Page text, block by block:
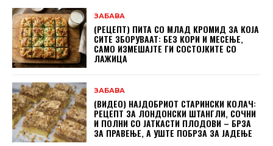
ЗАБАВА
(РЕЦЕПТ) ПИТА СО МЛАД КРОМИД ЗА КОЈА
СИТЕ ЗБОРУВААТ: БЕЗ КОРИ И МЕСЕЊЕ,
САМО ИЗМЕШАЈТЕ ГИ СОСТОЈКИТЕ СО
ЛАЖИЦА
ЗАБАВА
(ВИДЕО) НАЈДОБРИОТ СТАРИНСКИ КОЛАЧ:
РЕЦЕПТ ЗА ЛОНДОНСКИ ШТАНГЛИ, СОЧНИ
И ПОЛНИ СО ЈАТКАСТИ ПЛОДОВИ – БРЗА
ЗА ПРАВЕЊЕ, А УШТЕ ПОБРЗА ЗА ЈАДЕЊЕ